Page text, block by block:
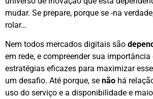
mudar. Se prepare, porque se -na
rolar…
Nem todos mercados digitais são
em rede, e compreender sua
estratégias eficazes para maximizar
um desafio. Até porque, se não há
uso do serviço e a disponibilidade e